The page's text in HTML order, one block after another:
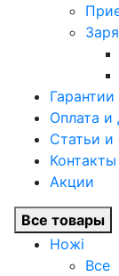
Гарантии
Оплата и
Статьи и
Акции
Все товары
Ножі
Все